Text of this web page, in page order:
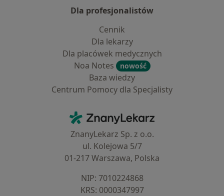
Dla profesjonalistów
Cennik
Dla lekarzy
Dla placówek medycznych
Noa Notes
nowość
Baza wiedzy
Centrum Pomocy dla Specjalisty
ZnanyLekarz - Strona główna
ZnanyLekarz Sp. z o.o.
ul. Kolejowa 5/7
01-217 Warszawa, Polska
NIP: ⁠7010224868
KRS: ⁠0000347997